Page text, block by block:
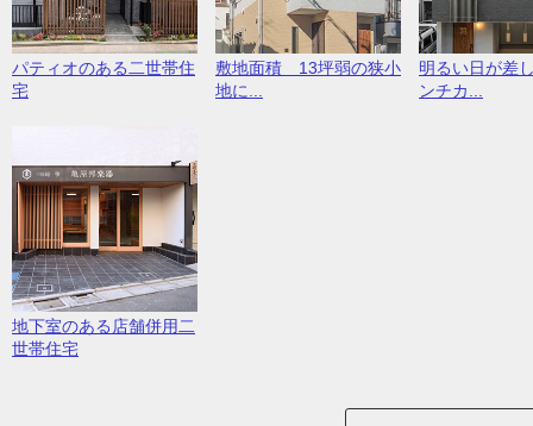
パティオのある二世帯住
宅
敷地面積 13坪弱の狭小
地に...
明るい日が差
ンチカ...
地下室のある店舗併用二
世帯住宅